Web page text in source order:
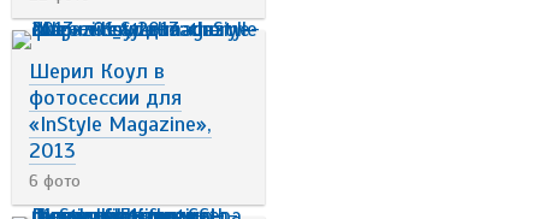
Шерил Коул в
фотосессии для
«InStyle Magazine»,
2013
6 фото